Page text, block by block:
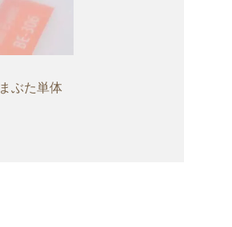
まぶた単体